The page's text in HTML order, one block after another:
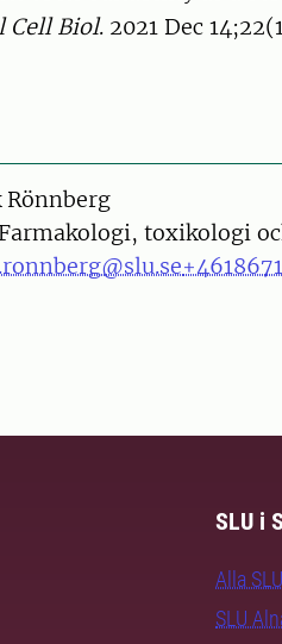
Cell Biol. 2021 Dec
toxikologi
SLU i
Alla
SLU